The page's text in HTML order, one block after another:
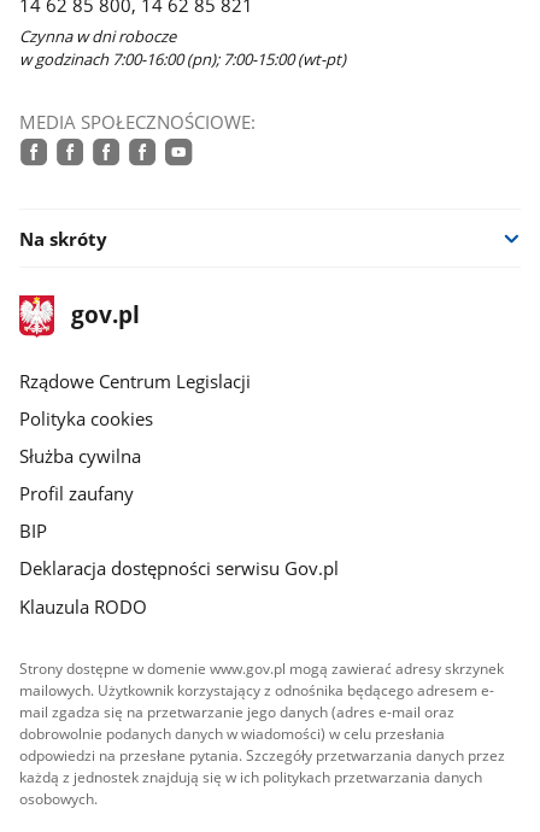
Czynna w dni robocze
w godzinach 7:00-16:00 (pn); 7:00-15:00 (wt-pt)
MEDIA SPOŁECZNOŚCIOWE:
Na skróty
stopka
gov.plStrona
gov.pl
Rządowe Centrum Legislacji
Polityka cookies
Służba cywilna
Profil zaufany
BIP
Deklaracja dostępności serwisu Gov.pl
Klauzula RODO
Strony dostępne w domenie www.gov.pl mogą zawierać adresy skrzynek
mailowych. Użytkownik korzystający z odnośnika będącego adresem e-
mail zgadza się na przetwarzanie jego danych (adres e-mail oraz
dobrowolnie podanych danych w wiadomości) w celu przesłania
odpowiedzi na przesłane pytania. Szczegóły przetwarzania danych przez
każdą z jednostek znajdują się w ich politykach przetwarzania danych
osobowych.